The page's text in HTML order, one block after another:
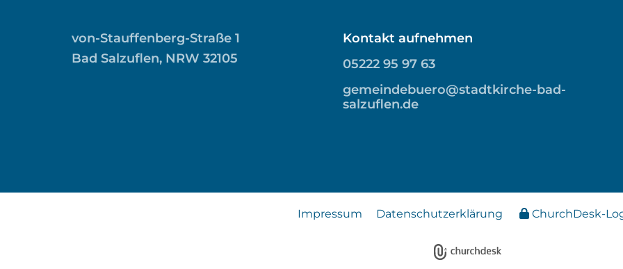
von-Stauffenberg-Straße 1
Bad Salzuflen, NRW 32105
Kontakt aufnehmen
05222 95 97 63
gemeindebuero@stadtkirche-bad-
salzuflen.de
Impressum Datenschutzerklärung ChurchDesk-